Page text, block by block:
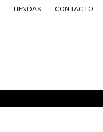
TIENDAS CONTACTO